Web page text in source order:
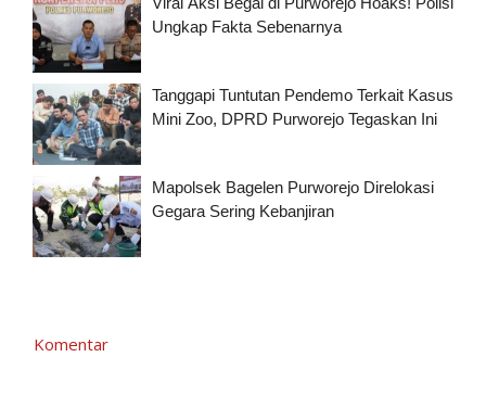
Ungkap Fakta Sebenarnya
Tanggapi Tuntutan Pendemo Terkait Kasus
Mini Zoo, DPRD Purworejo Tegaskan Ini
Mapolsek Bagelen Purworejo Direlokasi
Gegara Sering Kebanjiran
Komentar